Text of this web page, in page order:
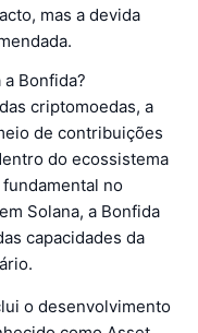
mas a devida
Bonfida?
criptomoedas, a
de contribuições
do ecossistema
no
Solana, a Bonfida
capacidades da
o desenvolvimento